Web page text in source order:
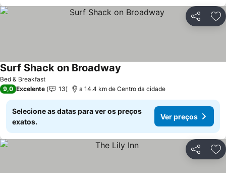
Partilhar
Bed & Breakfast
Surf Shack on Broadway
9,0 Excelente 13 a 14.4 km de Centro da cidade
Selecione as datas para ver os preços
exatos.
Ver preços
Partilhar